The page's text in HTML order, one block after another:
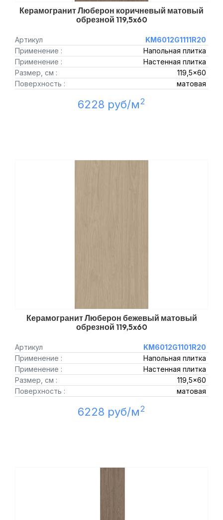
Керамогранит Люберон коричневый матовый
обрезной 119,5x60
Артикул
KM6012G1111R20
Применение :
Напольная плитка
Применение :
Настенная плитка
Размер, см :
119,5x60
Поверхность :
матовая
6228 руб/м2
Керамогранит Люберон бежевый матовый
обрезной 119,5x60
Артикул
KM6012G1101R20
Применение :
Напольная плитка
Применение :
Настенная плитка
Размер, см :
119,5x60
Поверхность :
матовая
6228 руб/м2